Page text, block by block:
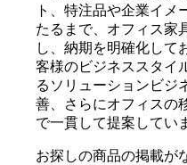
ト、特注品や企業イメ
たるまで、オフィス家
し、納期を明確化して
客様のビジネススタイ
るソリューションビジ
善、さらにオフィスの
で一貫して提案してい
お探しの商品の掲載が